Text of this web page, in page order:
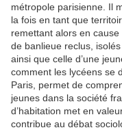
métropole parisienne. Il
la fois en tant que
remettant alors en
de banlieue reclus,
ainsi que celle d’une
comment les lycéens se
Paris, permet de
jeunes dans la société
d’habitation met en
contribue au débat